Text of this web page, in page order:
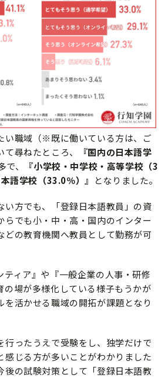
い職域（※既に働いている方は、ご
尋ねたところ、
『国内の日本語学
で、
『小学校・中学校・高等学校（3
語学校（33.0％）』
となりました。
い方でも、「登録日本語教員」の資
らでも小・中・高・国内のインター
どの教育機関へ教員として勤務が可
ティア』や『一般企業の人事・研修
の場が多様化している様子もうかが
を活かせる職域の開拓が課題となり
行ったうえで受験をし、独学だけで
感じる方が多いことがわかりました
後の試験対策として「登録日本語教